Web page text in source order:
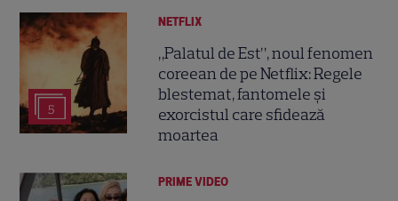
5
NETFLIX
„Palatul de Est”, noul fenomen
coreean de pe Netflix: Regele
blestemat, fantomele și
exorcistul care sfidează
moartea
PRIME VIDEO